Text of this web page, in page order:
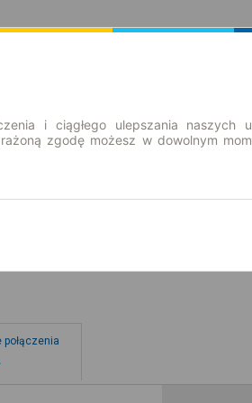
i ciągłego ulepszania naszych
zgodę możesz w dowolnym